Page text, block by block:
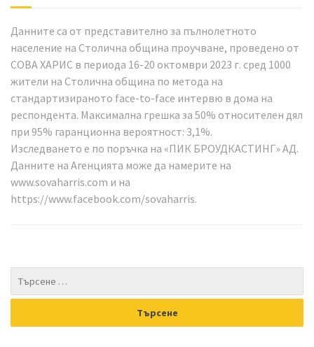
Данните са от представително за пълнолетното
население на Столична община проучване, проведено от
СОВА ХАРИС в периода 16-20 октомври 2023 г. сред 1000
жители на Столична община по метода на
стандартизираното face-to-face интервю в дома на
респондента. Максимална грешка за 50% относителен дял
при 95% гаранционна вероятност: 3,1%.
Изследването е по поръчка на «ПИК БРОУДКАСТИНГ» АД.
Данните на Агенцията може да намерите на
www.sovaharris.com и на
https://www.facebook.com/sovaharris.